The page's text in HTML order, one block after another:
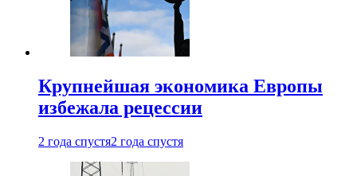
Крупнейшая экономика Европы
избежала рецессии
2 года спустя2 года спустя